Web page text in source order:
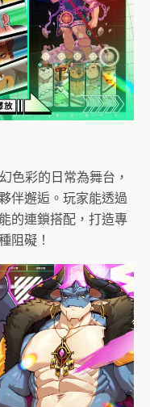
色彩的日常為舞台，
伴邂逅。玩家能透過
的連鎖搭配，打造專
阻礙！